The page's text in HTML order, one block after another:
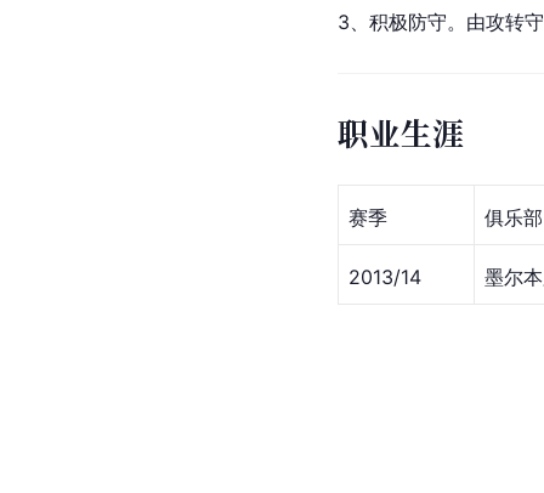
3、积极防守。由攻转
职业生涯
赛季 俱乐部
2013/14 墨尔